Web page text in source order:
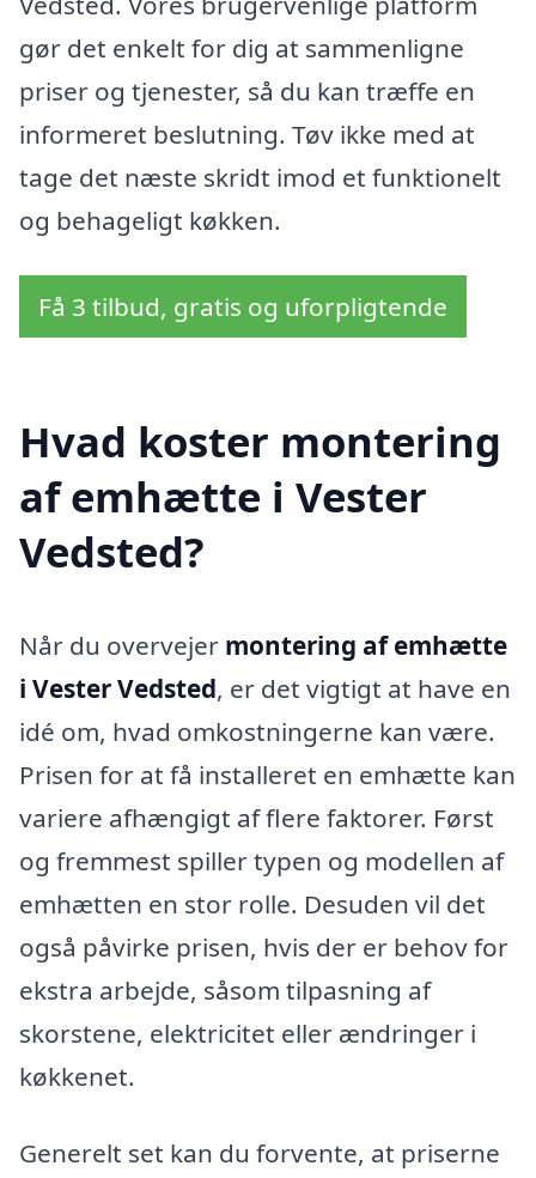
gør det enkelt for dig at sammenligne
priser og tjenester, så du kan træffe en
informeret beslutning. Tøv ikke med at
tage det næste skridt imod et funktionelt
og behageligt køkken.
Få 3 tilbud, gratis og uforpligtende
Hvad koster montering
af emhætte i Vester
Vedsted?
Når du overvejer montering af emhætte
i Vester Vedsted, er det vigtigt at have en
idé om, hvad omkostningerne kan være.
Prisen for at få installeret en emhætte kan
variere afhængigt af flere faktorer. Først
og fremmest spiller typen og modellen af
emhætten en stor rolle. Desuden vil det
også påvirke prisen, hvis der er behov for
ekstra arbejde, såsom tilpasning af
skorstene, elektricitet eller ændringer i
køkkenet.
Generelt set kan du forvente, at priserne